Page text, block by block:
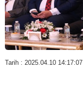
Tarih : 2025.04.10 14:17:07